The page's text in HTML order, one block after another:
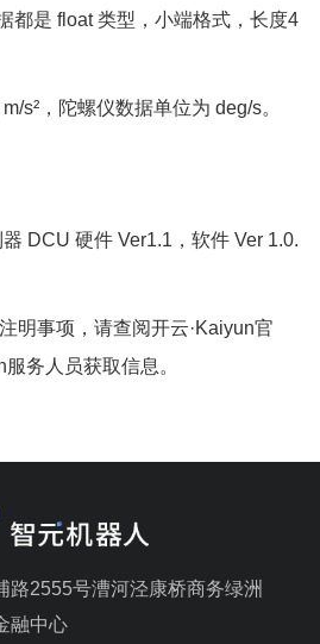
都是 float 类型，小端格式，长度4
s²，陀螺仪数据单位为 deg/s。
DCU 硬件 Ver1.1，软件 Ver 1.0.
明事项，请查阅开云·Kaiyun官
务人员获取信息。
路2555号漕河泾康桥商务绿洲
融中心